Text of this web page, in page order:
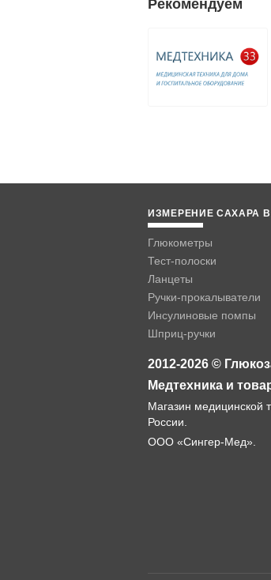
Рекомендуем
ИЗМЕРЕНИЕ САХАРА
Глюкометры
Тест-полоски
Ланцеты
Ручки-прокалыватели
Инсулиновые помпы
Шприц-ручки
2012-2026 ©
Медтехника и
Магазин медицинской
России.
ООО «Сингер-Мед».